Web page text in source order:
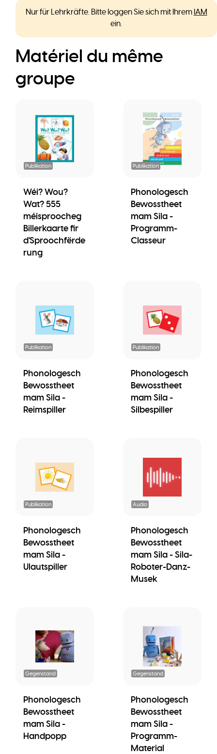
Nur für Lehrkräfte. Bitte loggen Sie sich mit Ihrem IAM
ein.
Matériel du même
groupe
Publikation
Wéi? Wou?
Wat? 555
méisproocheg
Billerkaarte fir
d'Sproochfërde
rung
Publikation
Phonologesch
Bewosstheet
mam Sila -
Programm-
Classeur
Publikation
Phonologesch
Bewosstheet
mam Sila -
Reimspiller
Publikation
Phonologesch
Bewosstheet
mam Sila -
Silbespiller
Publikation
Phonologesch
Bewosstheet
mam Sila -
Ulautspiller
Audio
Phonologesch
Bewosstheet
mam Sila - Sila-
Roboter-Danz-
Musek
Gegenstand
Phonologesch
Bewosstheet
mam Sila -
Handpopp
Gegenstand
Phonologesch
Bewosstheet
mam Sila -
Programm-
Material